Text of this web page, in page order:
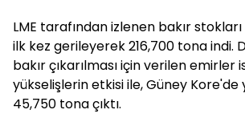
LME tarafından izlenen bakır
ilk kez gerileyerek 216,700 tona indi.
bakır çıkarılması için verilen emirler
yükselişlerin etkisi ile, Güney Kore'de
45,750 tona çıktı.